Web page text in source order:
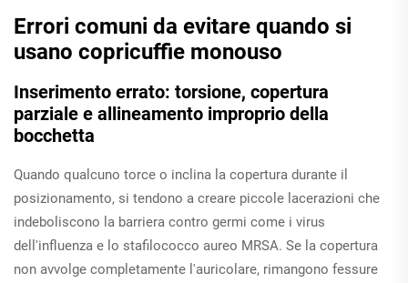
Errori comuni da evitare quando si
usano copricuffie monouso
Inserimento errato: torsione, copertura
parziale e allineamento improprio della
bocchetta
Quando qualcuno torce o inclina la copertura durante il
posizionamento, si tendono a creare piccole lacerazioni che
indeboliscono la barriera contro germi come i virus
dell'influenza e lo stafilococco aureo MRSA. Se la copertura
non avvolge completamente l'auricolare, rimangono fessure